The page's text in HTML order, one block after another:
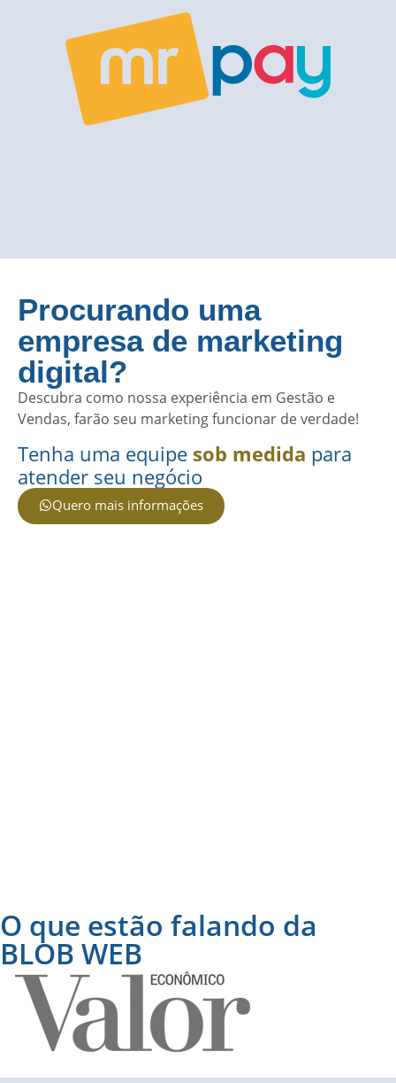
Procurando uma
empresa de marketing
digital?
Descubra como nossa experiência em Gestão e
Vendas, farão seu marketing funcionar de verdade!
Tenha uma equipe sob medida para
atender seu negócio
Quero mais informações
O que estão falando da
BLOB WEB